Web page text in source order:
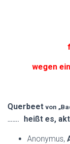
wegen
Querbeet von
……. heißt es,
Anonymus,